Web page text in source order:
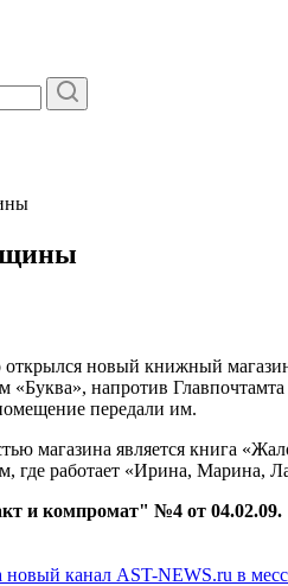
новый книжный
«Буква», напротив
передали им.
магазина является книга
где работает «Ирина, Марина,
и компромат" №4 от 04.02.09.
новый канал AST-NEWS.ru в